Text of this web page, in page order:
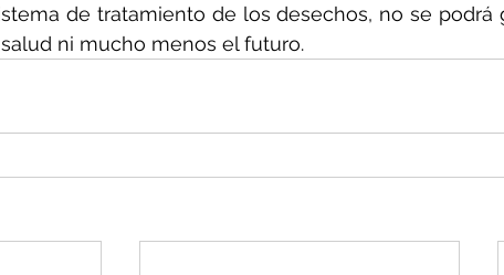
de tratamiento de los desechos, no se podrá
ni mucho menos el futuro.